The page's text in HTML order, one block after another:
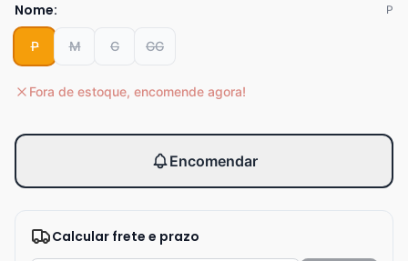
Nome: P
P M G GG
Fora de estoque, encomende agora!
Encomendar
Calcular frete e prazo